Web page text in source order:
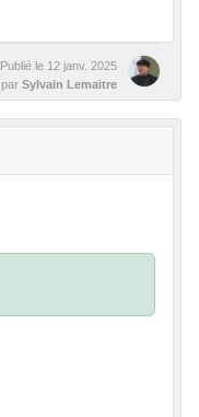
Publié le 12 janv. 2025
par Sylvain Lemaitre